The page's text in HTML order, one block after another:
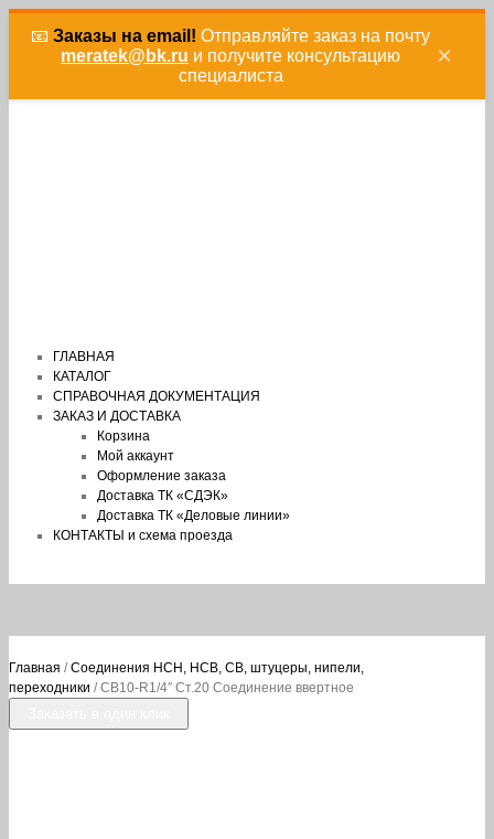
📧 Заказы на email! Отправляйте заказ на почту
meratek@bk.ru и получите консультацию
специалиста
×
ГЛАВНАЯ
КАТАЛОГ
СПРАВОЧНАЯ ДОКУМЕНТАЦИЯ
ЗАКАЗ И ДОСТАВКА
Корзина
Мой аккаунт
Оформление заказа
Доставка ТК «СДЭК»
Доставка ТК «Деловые линии»
КОНТАКТЫ и схема проезда
Главная /Соединения НСН, НСВ, СВ, штуцеры, нипели,
переходники / СВ10-R1/4″ Ст.20 Соединение ввертное